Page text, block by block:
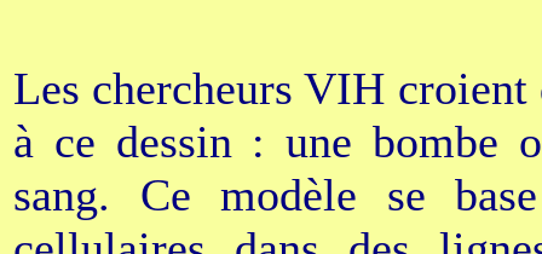
Les chercheurs VIH
à ce dessin : une bombe
sang. Ce modèle se